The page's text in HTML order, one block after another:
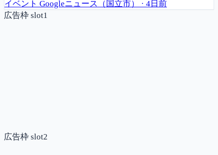
イベント Googleニュース（国立市） · 4日前
広告枠 slot1
広告枠 slot2